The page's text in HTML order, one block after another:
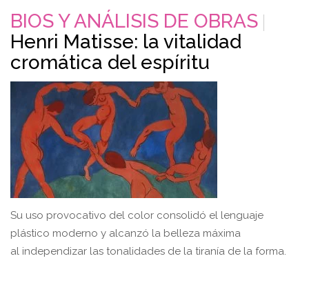
BIOS Y ANÁLISIS DE OBRAS
Henri Matisse: la vitalidad
cromática del espíritu
Su uso provocativo del color consolidó el lenguaje
plástico moderno y alcanzó la belleza máxima
al independizar las tonalidades de la tiranía de la forma.